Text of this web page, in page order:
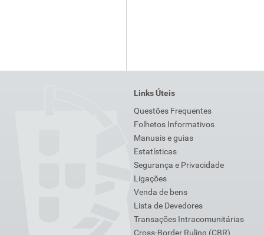
Links Úteis
Questões Frequentes
Folhetos Informativos
Manuais e guias
Estatísticas
Segurança e Privacidade
Ligações
Venda de bens
Lista de Devedores
Transações Intracomunitárias
Cross-Border Ruling (CBR)